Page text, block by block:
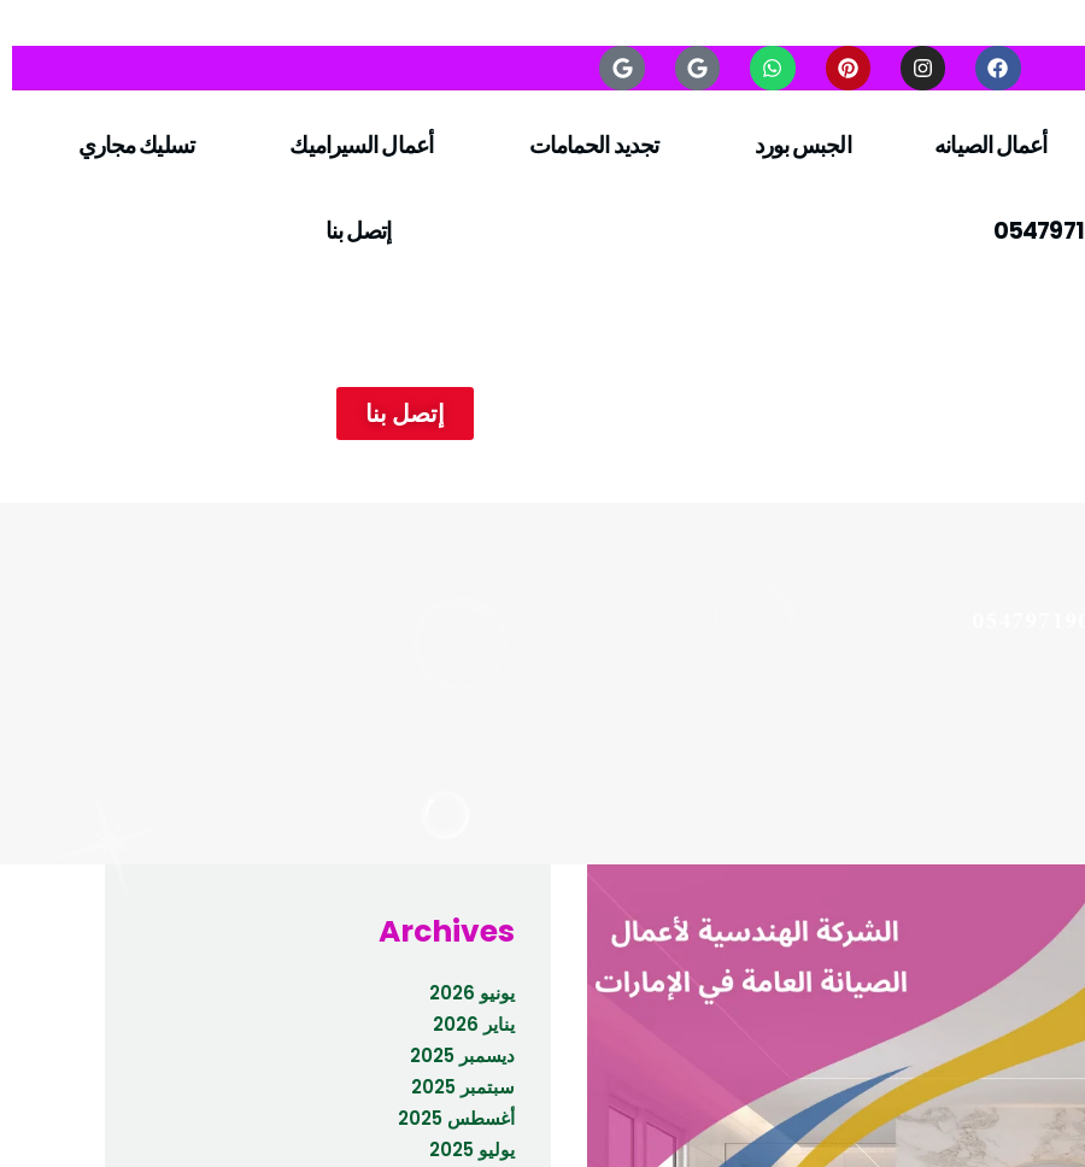
أعمال الصيانه الجبس بورد تجديد الحمامات أعمال السيراميك تسليك مجاري
إتصل بنا
إتصل بنا
Archives
يونيو 2026
يناير 2026
ديسمبر 2025
سبتمبر 2025
أغسطس 2025
يوليو 2025